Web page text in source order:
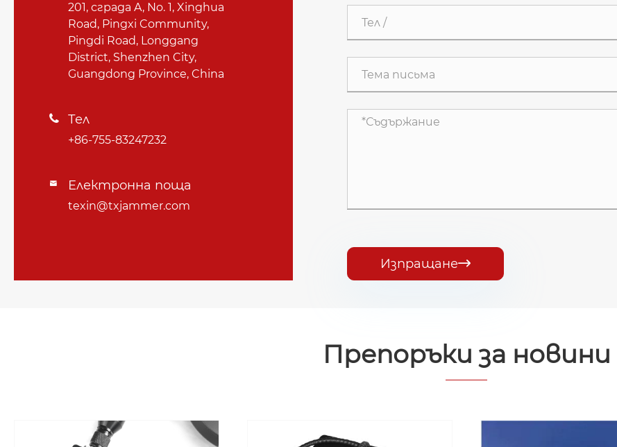
201, сграда A, No. 1, Xinghua
Road, Pingxi Community,
Pingdi Road, Longgang
District, Shenzhen City,
Guangdong Province, China
 Тел
+86-755-83247232
 Електронна поща
texin@txjammer.com
Изпращане
Препоръки за новини